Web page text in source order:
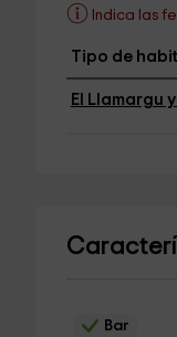
Indica las
Tipo de
El Llamargu
Bar